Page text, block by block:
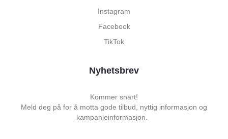
Instagram
Facebook
TikTok
Nyhetsbrev
Kommer snart!
Meld deg på for å motta gode tilbud, nyttig informasjon og
kampanjeinformasjon.